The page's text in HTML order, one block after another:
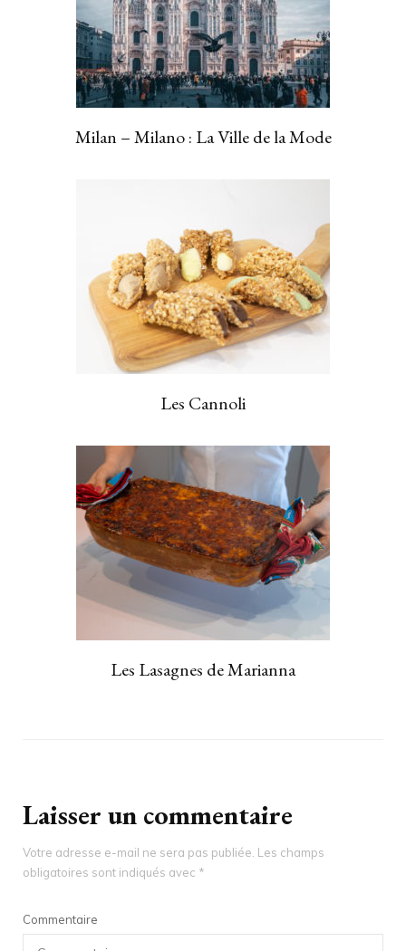
Milan – Milano : La Ville de la Mode
Les Cannoli
Les Lasagnes de Marianna
Laisser un commentaire
Votre adresse e-mail ne sera pas publiée. Les champs
obligatoires sont indiqués avec *
Commentaire